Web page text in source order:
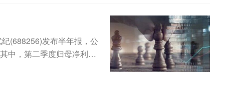
(688256)发布半年报，公
中，第二季度归母净利为